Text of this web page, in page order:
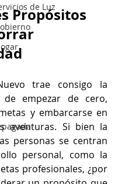
de Luz
Propósitos
trae consigo la
de empezar de cero,
y embarcarse en
aventuras. Si bien la
personas se centran
personal, como la
profesionales, ¿por